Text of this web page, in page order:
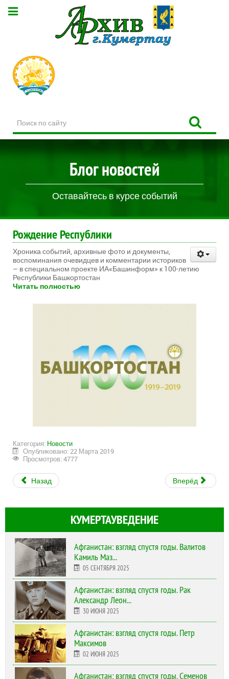
по
сайту
Блог новостей
Оставайтесь в курсе событий
Рождение Республики
Хроника событий, архивные фото и документы,
воспоминания очевидцев и комментарии историков
– в специальном проекте ИА«Башинформ» к 100-летию
Республики Башкортостан
Читать полностью
Категория: Новости
Опубликовано: 22 Марта 2019
Просмотров: 4777
Назад Вперёд
КУМЕРТАУВЕДЕНИЕ
Афганистан: взгляд спустя годы. Валитов
Камиль Маз...
05 СЕНТЯБРЯ 2025
Афганистан: взгляд спустя годы. Рак
Александр Леон...
30 ИЮНЯ 2025
Афганистан: взгляд спустя годы. Петр
Максимов
02 ИЮНЯ 2025
Афганистан: взгляд спустя годы. Семенов